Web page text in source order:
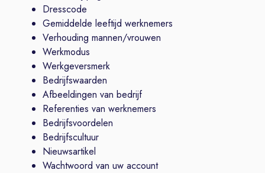
Dresscode
Gemiddelde leeftijd werknemers
Verhouding mannen/vrouwen
Werkmodus
Werkgeversmerk
Bedrijfswaarden
Afbeeldingen van bedrijf
Referenties van werknemers
Bedrijfsvoordelen
Bedrijfscultuur
Nieuwsartikel
Wachtwoord van uw account